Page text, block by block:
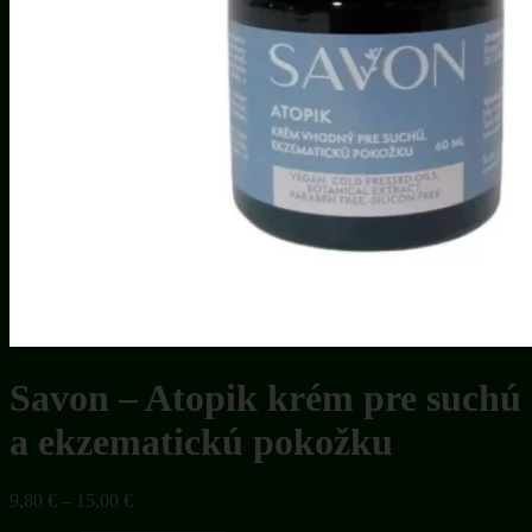
Savon – Atopik krém pre suchú
a ekzematickú pokožku
9,80 € – 15,00 €